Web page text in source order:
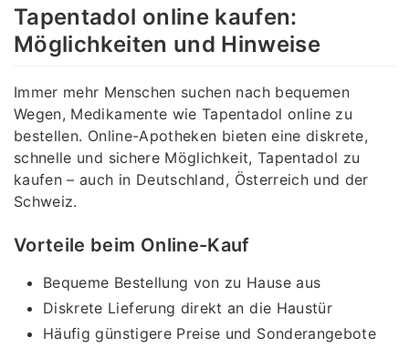
Tapentadol online kaufen:
Möglichkeiten und Hinweise
Immer mehr Menschen suchen nach bequemen
Wegen, Medikamente wie Tapentadol online zu
bestellen. Online-Apotheken bieten eine diskrete,
schnelle und sichere Möglichkeit, Tapentadol zu
kaufen – auch in Deutschland, Österreich und der
Schweiz.
Vorteile beim Online-Kauf
Bequeme Bestellung von zu Hause aus
Diskrete Lieferung direkt an die Haustür
Häufig günstigere Preise und Sonderangebote